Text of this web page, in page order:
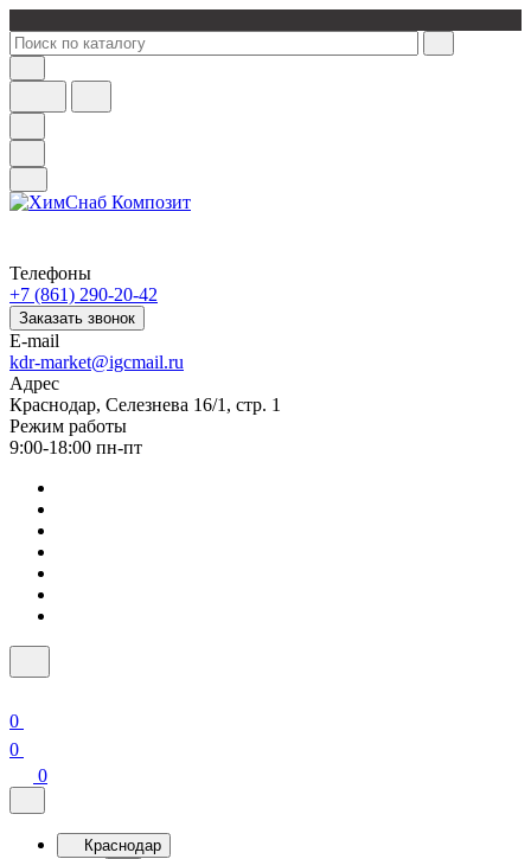
Телефоны
+7 (861) 290-20-42
Заказать звонок
E-mail
kdr-market@igcmail.ru
Адрес
Краснодар, Селезнева 16/1, стр. 1
Режим работы
9:00-18:00 пн-пт
0
0
0
Краснодар